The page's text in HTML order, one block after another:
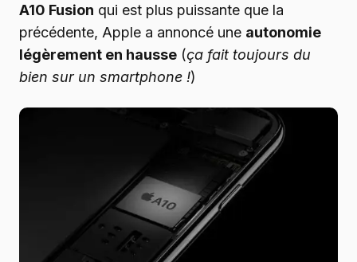
A10 Fusion qui est plus puissante que la
précédente, Apple a annoncé une autonomie
légèrement en hausse (ça fait toujours du
bien sur un smartphone !)